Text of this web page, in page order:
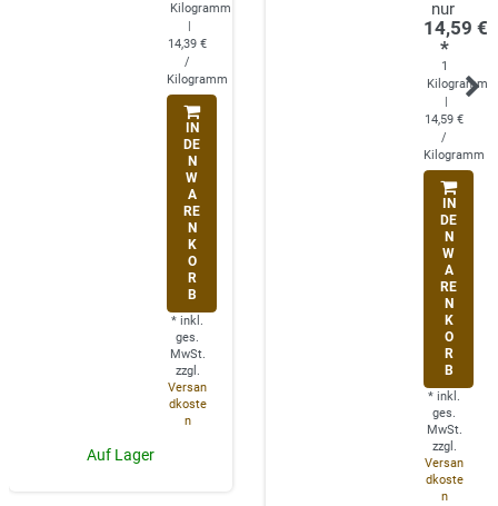
Kilogramm
14,39 €
/
Kilogramm
IN
DE
N
W
A
RE
N
K
O
R
B
* inkl.
ges.
MwSt.
zzgl.
Versan
dkoste
n
Auf Lager
14,59 €
*
1
Kilogramm
14,59 €
/
Kilogramm
IN
DE
N
W
A
RE
N
K
O
R
B
* inkl.
ges.
MwSt.
zzgl.
Versan
dkoste
n